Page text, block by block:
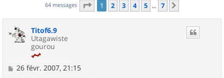
64 messages Page 1sur
1 2 3 4 5 … 7
Titof6.9
Utagawiste
gourou
M
26 févr. 2007, 21:15